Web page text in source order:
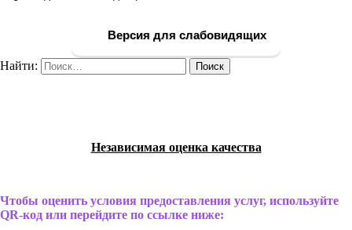
Версия для слабовидящих
Найти:
Независимая оценка качества
Чтобы оценить условия предоставления услуг, используйте
QR-код или перейдите по ссылке ниже: